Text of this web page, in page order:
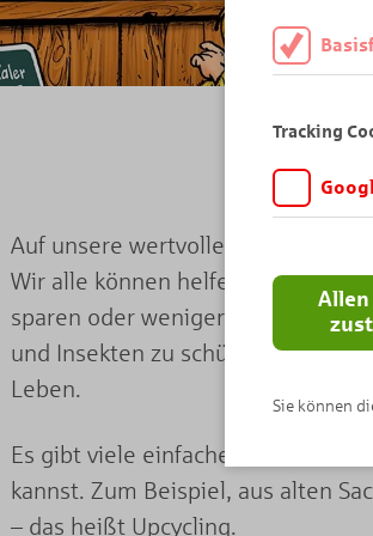
Auf unsere wertvolle Erde müssen
Wir alle können helfen, wenn wir
sparen oder weniger Müll machen.
und Insekten zu schützen, denn
Leben.
Es gibt viele einfache Ideen, wie
kannst. Zum Beispiel, aus alten
– das heißt Upcycling.
Tracking
Analytics.
wird vor der
Allen
Sie können